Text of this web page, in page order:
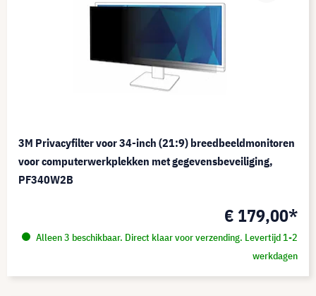
3M Privacyfilter voor 34-inch (21:9) breedbeeldmonitoren
voor computerwerkplekken met gegevensbeveiliging,
PF340W2B
€ 179,00*
Alleen 3 beschikbaar. Direct klaar voor verzending. Levertijd 1-2
werkdagen